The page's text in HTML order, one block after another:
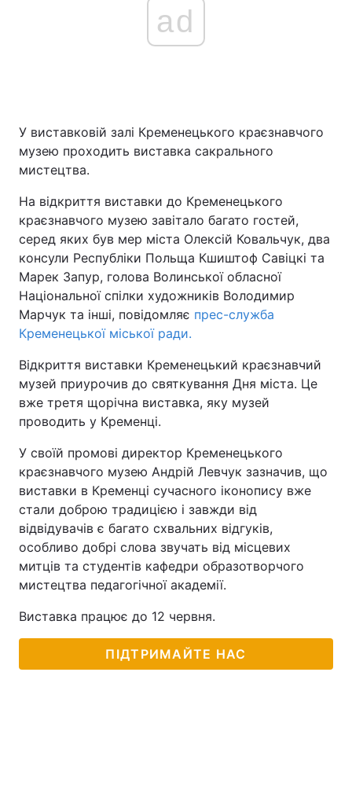
ad
У виставковій залі Кременецького краєзнавчого
музею проходить виставка сакрального
мистецтва.
На відкриття виставки до Кременецького
краєзнавчого музею завітало багато гостей,
серед яких був мер міста Олексій Ковальчук, два
консули Республіки Польща Кшиштоф Савіцкі та
Марек Запур, голова Волинської обласної
Національної спілки художників Володимир
Марчук та інші, повідомляє прес-служба
Кременецької міської ради.
Відкриття виставки Кременецький краєзнавчий
музей приурочив до святкування Дня міста. Це
вже третя щорічна виставка, яку музей
проводить у Кременці.
У своїй промові директор Кременецького
краєзнавчого музею Андрій Левчук зазначив, що
виставки в Кременці сучасного іконопису вже
стали доброю традицією і завжди від
відвідувачів є багато схвальних відгуків,
особливо добрі слова звучать від місцевих
митців та студентів кафедри образотворчого
мистецтва педагогічної академії.
Виставка працює до 12 червня.
ПІДТРИМАЙТЕ НАС